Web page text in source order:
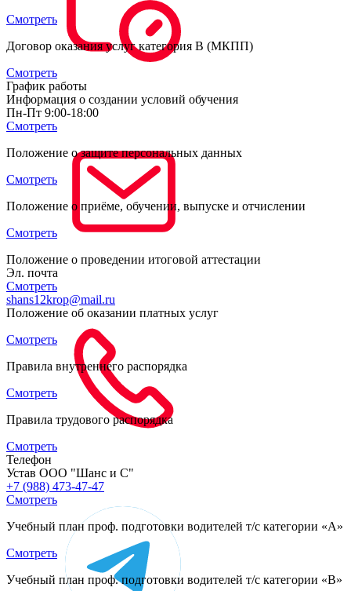
Смотреть
Договор оказания услуг категория B (МКПП)
Смотреть
Информация о создании условий обучения
Смотреть
Положение о защите персональных данных
Смотреть
Положение о приёме, обучении, выпуске и отчислении
Смотреть
Положение о проведении итоговой аттестации
Смотреть
Положение об оказании платных услуг
Смотреть
Правила внутреннего распорядка
Смотреть
Правила трудового распорядка
Смотреть
Устав ООО "Шанс и С"
Смотреть
Учебный план проф. подготовки водителей т/с категории «A»
Смотреть
Учебный план проф. подготовки водителей т/с категории «B»
График работы
Пн-Пт 9:00-18:00
Эл. почта
shans12krop@mail.ru
Телефон
+7 (988) 473-47-47